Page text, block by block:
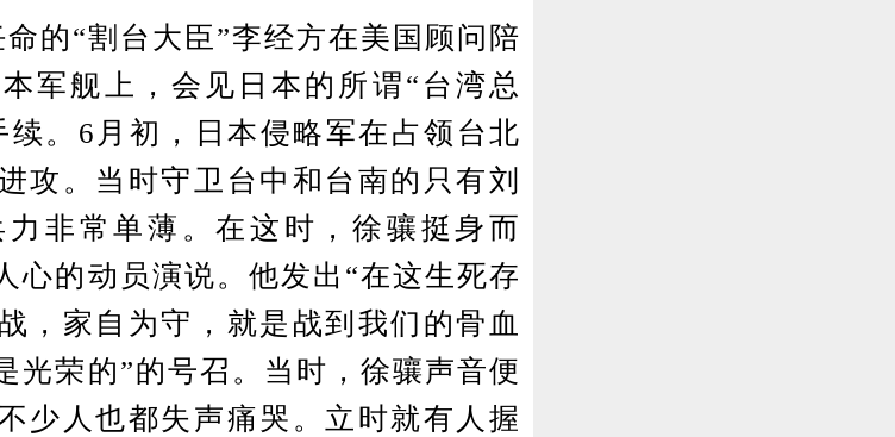
“割台大臣”李经方在美国顾问陪
军舰上，会见日本的所谓“台湾总
。6月初，日本侵略军在占领台北
攻。当时守卫台中和台南的只有刘
非常单薄。在这时，徐骧挺身而
心的动员演说。他发出“在这生死存
，家自为守，就是战到我们的骨血
光荣的”的号召。当时，徐骧声音便
少人也都失声痛哭。立时就有人握